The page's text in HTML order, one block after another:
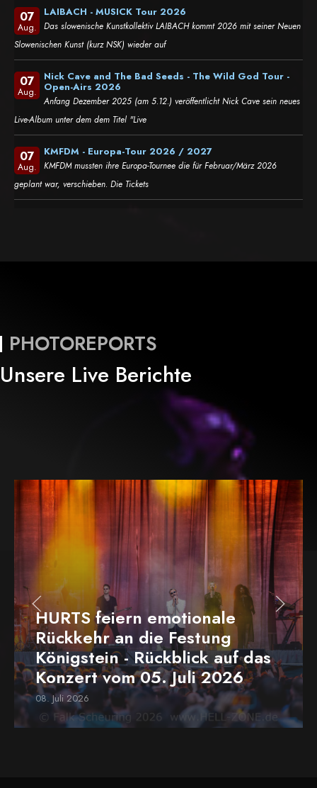
07
Aug.
LAIBACH - MUSICK Tour 2026
Das slowenische Kunstkollektiv LAIBACH kommt 2026 mit seiner Neuen
Slowenischen Kunst (kurz NSK) wieder auf
07
Aug.
Nick Cave and The Bad Seeds - The Wild God Tour -
Open-Airs 2026
Anfang Dezember 2025 (am 5.12.) veröffentlicht Nick Cave sein neues
Live-Album unter dem dem Titel "Live
07
Aug.
KMFDM - Europa-Tour 2026 / 2027
KMFDM mussten ihre Europa-Tournee die für Februar/März 2026
geplant war, verschieben. Die Tickets
PHOTOREPORTS
Unsere Live Berichte
HURTS feiern emotionale
Rückkehr an die Festung
Königstein - Rückblick auf das
Konzert vom 05. Juli 2026
08. Juli 2026